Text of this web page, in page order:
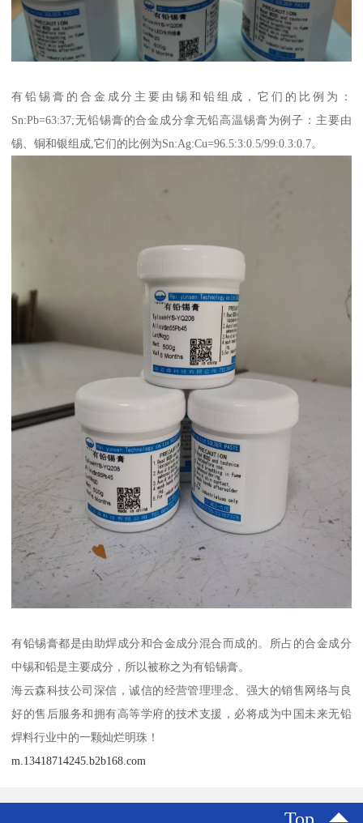
有铅锡膏的合金成分主要由锡和铅组成，它们的比例为：
Sn:Pb=63:37;无铅锡膏的合金成分拿无铅高温锡膏为例子：主要由
锡、铜和银组成,它们的比例为Sn:Ag:Cu=96.5:3:0.5/99:0.3:0.7。
有铅锡膏都是由助焊成分和合金成分混合而成的。所占的合金成分
中锡和铅是主要成分，所以被称之为有铅锡膏。
海云森科技公司深信，诚信的经营管理理念、强大的销售网络与良
好的售后服务和拥有高等学府的技术支援，必将成为中国未来无铅
焊料行业中的一颗灿烂明珠！
m.13418714245.b2b168.com